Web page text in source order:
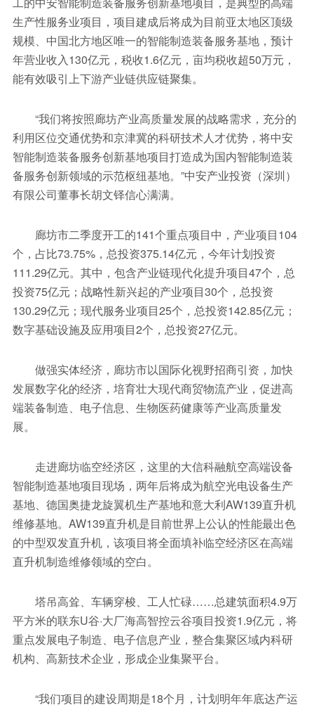
生产性服务业项目，项目建成后将成为目前亚太地区顶级
规模、中国北方地区唯一的智能制造装备服务基地，预计
年营业收入130亿元，税收1.6亿元，亩均税收超50万元，
能有效吸引上下游产业链供应链聚集。
“我们将按照廊坊产业高质量发展的战略需求，充分的
利用区位交通优势和京津冀的科研技术人才优势，将中安
智能制造装备服务创新基地项目打造成为国内智能制造装
备服务创新领域的示范枢纽基地。”中安产业投资（深圳）
有限公司董事长胡文铎信心满满。
廊坊市二季度开工的141个重点项目中，产业项目104
个，占比73.75%，总投资375.14亿元，今年计划投资
111.29亿元。其中，包含产业链现代化提升项目47个，总
投资75亿元；战略性新兴起的产业项目30个，总投资
130.29亿元；现代服务业项目25个，总投资142.85亿元；
数字基础设施及应用项目2个，总投资27亿元。
做强实体经济，廊坊市以国际化视野招商引资，加快
发展数字化的经济，培育壮大现代商贸物流产业，促进高
端装备制造、电子信息、生物医药健康等产业高质量发
展。
走进廊坊临空经济区，这里的大信科融航空高端设备
智能制造基地项目现场，两年后将成为航空光电设备生产
基地、德国奥捷龙旋翼机生产基地和意大利AW139直升机
维修基地。AW139直升机是目前世界上公认的性能最出色
的中型双发直升机，该项目将全面填补临空经济区在高端
直升机制造维修领域的空白。
塔吊高耸、车辆穿梭、工人忙碌……总建筑面积4.9万
平方米的联东U谷·大厂海高智控云谷项目投资1.9亿元，将
重点发展电子制造、电子信息产业，整合集聚区域内科研
机构、高新技术企业，形成企业集聚平台。
“我们项目的建设周期是18个月，计划明年年底达产运